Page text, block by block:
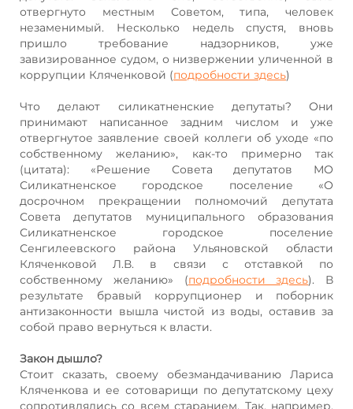
отвергнуто местным Советом, типа, человек
незаменимый. Несколько недель спустя, вновь
пришло требование надзорников, уже
завизированное судом, о низвержении уличенной в
коррупции Кляченковой (подробности здесь)
Что делают силикатненские депутаты? Они
принимают написанное задним числом и уже
отвергнутое заявление своей коллеги об уходе «по
собственному желанию», как-то примерно так
(цитата): «Решение Совета депутатов МО
Силикатненское городское поселение «О
досрочном прекращении полномочий депутата
Совета депутатов муниципального образования
Силикатненское городское поселение
Сенгилеевского района Ульяновской области
Кляченковой Л.В. в связи с отставкой по
собственному желанию» (подробности здесь). В
результате бравый коррупционер и поборник
антизаконности вышла чистой из воды, оставив за
собой право вернуться к власти.
Закон дышло?
Стоит сказать, своему обезмандачиванию Лариса
Кляченкова и ее сотоварищи по депутатскому цеху
сопротивлялись со всем старанием. Так, например,